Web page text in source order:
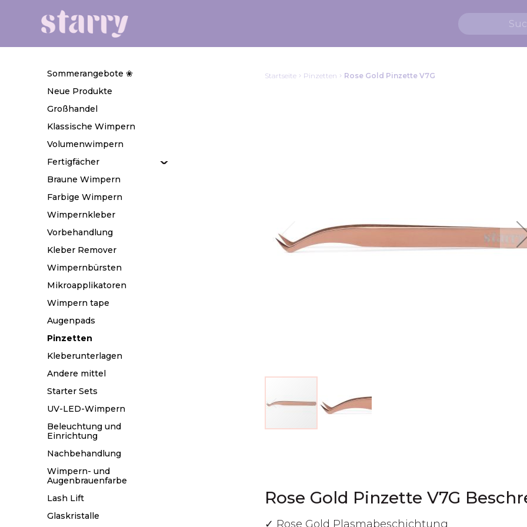
Sommerangebote ❀
Neue Produkte
Großhandel
Klassische Wimpern
Volumenwimpern
Fertigfächer
Braune Wimpern
Farbige Wimpern
Wimpernkleber
Vorbehandlung
Kleber Remover
Wimpernbürsten
Mikroapplikatoren
Wimpern tape
Augenpads
Pinzetten
Kleberunterlagen
Andere mittel
Starter Sets
UV-LED-Wimpern
Beleuchtung und
Einrichtung
Nachbehandlung
Wimpern- und
Augenbrauenfarbe
Lash Lift
Glaskristalle
springen
Startseite Pinzetten Rose Gold Pinzette V7G
Rose Gold Pinzette V7G
✓ Rose Gold Plasmabeschichtung